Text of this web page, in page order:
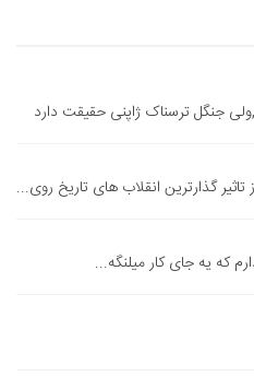
جنگل ترسناک ژاپنی حقیقت دارد
گذارترین انقلاب های تاریخ روی...
که یه جای کار میلنگه...